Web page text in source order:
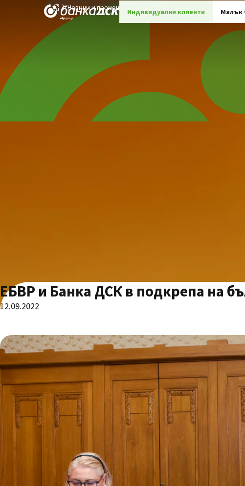
Индивидуални клиенти Малък
Новини и промоции
ЕБВР и Банка ДСК в подкрепа на
12.09.2022